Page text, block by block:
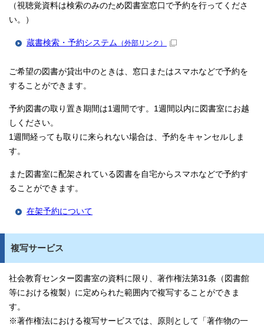
（視聴覚資料は検索のみのため図書室窓口で予約を行ってくださ
い。）
蔵書検索・予約システム （外部リンク）
ご希望の図書が貸出中のときは、窓口またはスマホなどで予約を
することができます。
予約図書の取り置き期間は1週間です。1週間以内に図書室にお越
しください。
1週間経っても取りに来られない場合は、予約をキャンセルしま
す。
また図書室に配架されている図書を自宅からスマホなどで予約す
ることができます。
在架予約について
複写サービス
社会教育センター図書室の資料に限り、著作権法第31条（図書館
等における複製）に定められた範囲内で複写することができま
す。
※著作権法における複写サービスでは、原則として「著作物の一